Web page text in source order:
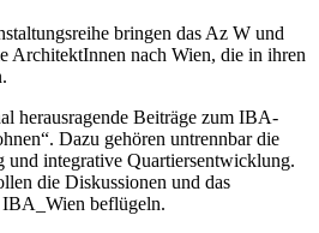
bringen das Az W und
ArchitektInnen nach Wien, die in ihren
herausragende Beiträge zum IBA-
Dazu gehören untrennbar die
und integrative Quartiersentwicklung.
die Diskussionen und das
IBA_Wien beflügeln.